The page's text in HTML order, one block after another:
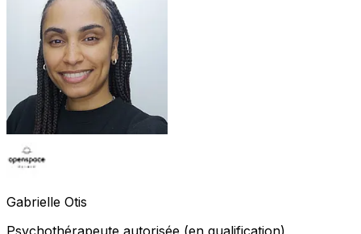
Gabrielle Otis
Psychothérapeute autorisée (en qualification)